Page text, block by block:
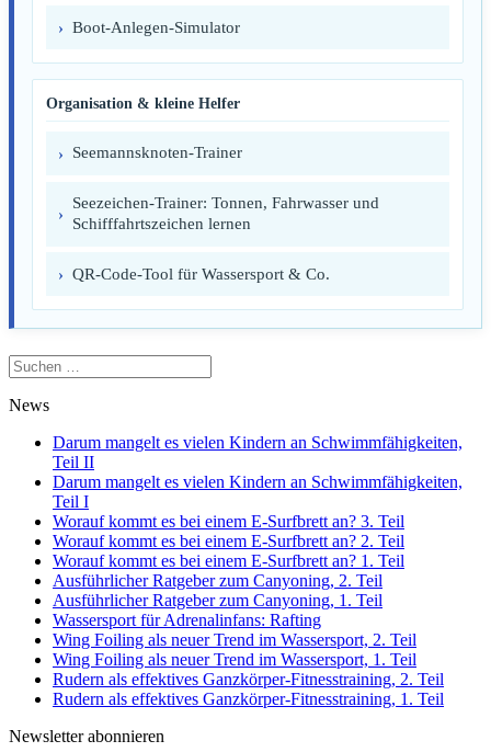
Boot-Anlegen-Simulator
Organisation & kleine Helfer
Seemannsknoten-Trainer
Seezeichen-Trainer: Tonnen, Fahrwasser und
Schifffahrtszeichen lernen
QR-Code-Tool für Wassersport & Co.
Suchen
nach:
News
Darum mangelt es vielen Kindern an Schwimmfähigkeiten,
Teil II
Darum mangelt es vielen Kindern an Schwimmfähigkeiten,
Teil I
Worauf kommt es bei einem E-Surfbrett an? 3. Teil
Worauf kommt es bei einem E-Surfbrett an? 2. Teil
Worauf kommt es bei einem E-Surfbrett an? 1. Teil
Ausführlicher Ratgeber zum Canyoning, 2. Teil
Ausführlicher Ratgeber zum Canyoning, 1. Teil
Wassersport für Adrenalinfans: Rafting
Wing Foiling als neuer Trend im Wassersport, 2. Teil
Wing Foiling als neuer Trend im Wassersport, 1. Teil
Rudern als effektives Ganzkörper-Fitnesstraining, 2. Teil
Rudern als effektives Ganzkörper-Fitnesstraining, 1. Teil
Newsletter abonnieren